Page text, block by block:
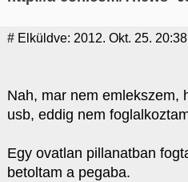
# Elküldve: 2012. Okt. 25. 20:38
Nah, mar nem emlekszem,
usb, eddig nem
Egy ovatlan pillanatban
betoltam a pegaba.